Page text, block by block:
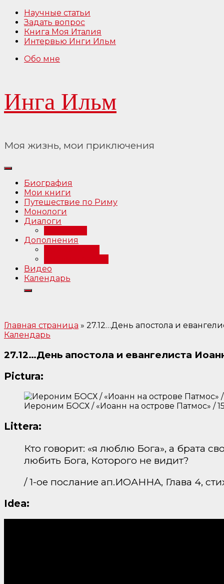
Перейти
содержимому
Научные статьи
Задать вопрос
Книга Моя Италия
Интервью Инги Ильм
Обо мне
Инга Ильм
Моя жизнь, мои приключения
Биография
Мои книги
Путешествие по Риму
Монологи
Диалоги
Дополнения
Видео
Календарь
Главная страница » 27.12…День апостола и
Календарь
27.12…День апостола и евангелиста
Pictura:
Иероним БОСХ / «Иоанн на острове Патмос» /
Littera:
Кто говорит: «я люблю Бога», а брата
любить Бога, Которого не видит?
/ 1-ое послание ап.ИОАННА, Глава 4,
Idea: